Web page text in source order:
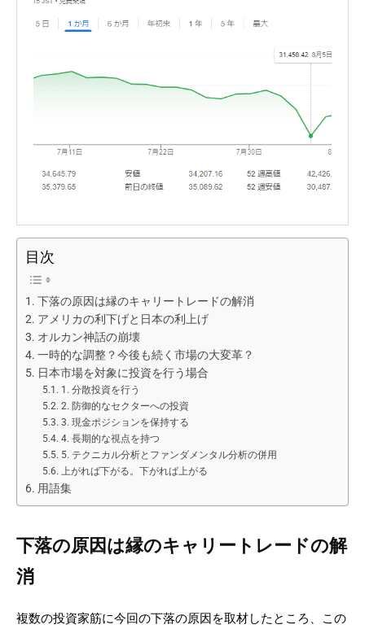
目次
下落の原因は縁のキャリートレードの解消
アメリカの利下げと日本の利上げ
オルカン神話の崩壊
一時的な調整？今後も続く市場の大変革？
日本市場を対象に投資を行う場合
1. 分散投資を行う
2. 防御的なセクターへの投資
3. 現金ポジションを保持する
4. 長期的な視点を持つ
5. テクニカル分析とファンダメンタル分析の併用
上がれば下がる。下がれば上がる
用語集
下落の原因は縁のキャリートレードの解
消
複数の投資家筋に今回の下落の原因を取材したところ、この